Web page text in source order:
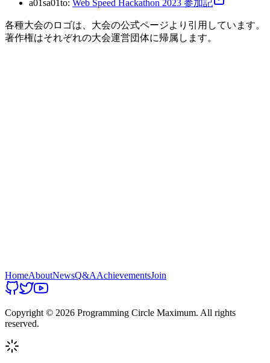
a01sa01to: Web Speed Hackathon 2023 参加記
各種大会のロゴは、大会の公式ページより引用しています。
著作権はそれぞれの大会運営団体に帰属します。
HomeAboutNewsQ&AAchievementsJoin
Copyright © 2026 Programming Circle Maximum. All rights
reserved.